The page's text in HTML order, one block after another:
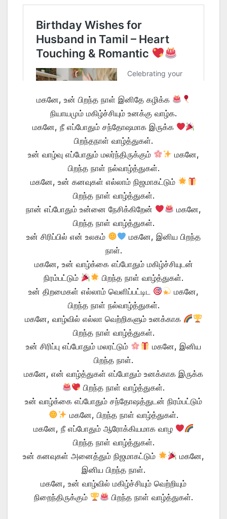
மகனே, உன் பிறந்த நாள் இனிதே கழிக்க
நியாயமும் மகிழ்ச்சியும் உனக்கு வாழ்க.
மகனே, நீ எப்போதும் சந்தோஷமாக இருக்க
பிறந்தநாள் வாழ்த்துகள்.
உன் வாழ்வு எப்போதும் மலர்ந்திருக்கும்
மகனே,
பிறந்த நாள் நல்வாழ்த்துகள்.
மகனே, உன் கனவுகள் எல்லாம் நிஜமாகட்டும்
பிறந்த நாள் வாழ்த்துகள்.
நான் எப்போதும் உன்னை நேசிக்கிறேன்
மகனே,
பிறந்த நாள் வாழ்த்துகள்.
உன் சிரிப்பில் என் உலகம்
மகனே, இனிய பிறந்த
நாள்.
மகனே, உன் வாழ்க்கை எப்போதும் மகிழ்ச்சியுடன்
நிரம்பட்டும்
பிறந்த நாள் வாழ்த்துகள்.
உன் திறமைகள் எல்லாம் வெளிப்பட்டிட
மகனே,
பிறந்த நாள் நல்வாழ்த்துகள்.
மகனே, வாழ்வில் எல்லா வெற்றிகளும் உனக்காக
பிறந்த நாள் வாழ்த்துகள்.
உன் சிரிப்பு எப்போதும் மலரட்டும்
மகனே, இனிய
பிறந்த நாள்.
மகனே, என் வாழ்த்துகள் எப்போதும் உனக்காக இருக்க
பிறந்த நாள் வாழ்த்துகள்.
உன் வாழ்க்கை எப்போதும் சந்தோஷத்துடன் நிரம்பட்டும்
மகனே, பிறந்த நாள் வாழ்த்துகள்.
மகனே, நீ எப்போதும் ஆரோக்கியமாக வாழ
பிறந்த நாள் வாழ்த்துகள்.
உன் கனவுகள் அனைத்தும் நிஜமாகட்டும்
மகனே,
இனிய பிறந்த நாள்.
மகனே, உன் வாழ்வில் மகிழ்ச்சியும் வெற்றியும்
நிறைந்திருக்கும்
பிறந்த நாள் வாழ்த்துகள்.